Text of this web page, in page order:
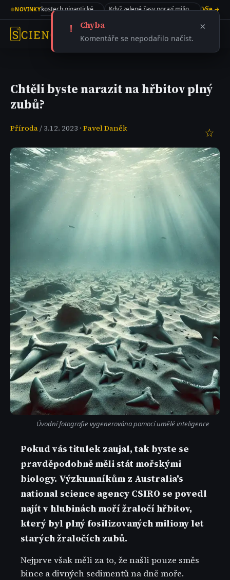
●NOVINKY Kolagen v kostech gigantického sauropoda Když zelené řasy porazí miliony dolarů Vše →
Chtěli byste narazit na hřbitov plný
zubů?
Příroda/ 3.12. 2023 · Pavel Daněk ☆
Úvodní fotografie vygenerována pomocí umělé inteligence
Pokud vás titulek zaujal, tak byste se
pravděpodobně měli stát mořskými
biology. Výzkumníkům z Australia's
national science agency CSIRO se povedl
najít v hlubinách moří žraločí hřbitov,
který byl plný fosilizovaných miliony let
starých žraločích zubů.
Nejprve však měli za to, že našli pouze směs
bince a divných sedimentů na dně moře.
! Chyba
Komentáře se nepodařilo načíst.
×